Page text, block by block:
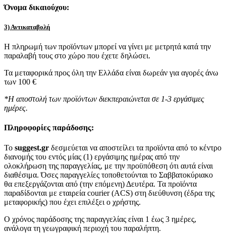
Όνομα δικαιούχου:
3) Αντικαταβολή
Η πληρωμή των προϊόντων μπορεί να γίνει με μετρητά κατά την
παραλαβή τους στο χώρο που έχετε δηλώσει.
Τα μεταφορικά προς όλη την Ελλάδα είναι δωρεάν για αγορές άνω
των 100 €
*Η αποστολή των προϊόντων διεκπεραιώνεται σε 1-3 εργάσιμες
ημέρες.
Πληροφορίες παράδοσης:
To suggest.gr δεσμεύεται να αποστείλει τα προϊόντα από το κέντρο
διανομής του εντός μίας (1) εργάσιμης ημέρας από την
ολοκλήρωση της παραγγελίας, με την προϋπόθεση ότι αυτά είναι
διαθέσιμα. Όσες παραγγελίες τοποθετούνται το Σαββατοκύριακο
θα επεξεργάζονται από (την επόμενη) Δευτέρα. Τα προϊόντα
παραδίδονται με εταιρεία courier (ACS) στη διεύθυνση (έδρα της
μεταφορικής) που έχει επιλέξει ο χρήστης.
Ο χρόνος παράδοσης της παραγγελίας είναι 1 έως 3 ημέρες,
ανάλογα τη γεωγραφική περιοχή του παραλήπτη.